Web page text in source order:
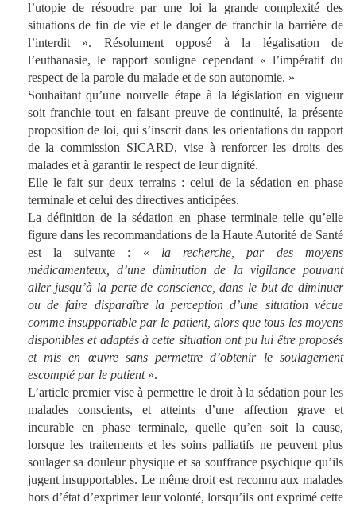
l’utopie de résoudre par une loi la grande complexité des
situations de fin de vie et le danger de franchir la barrière de
l’interdit ». Résolument opposé à la légalisation de
l’euthanasie, le rapport souligne cependant « l’impératif du
respect de la parole du malade et de son autonomie. »
Souhaitant qu’une nouvelle étape à la législation en vigueur
soit franchie tout en faisant preuve de continuité, la présente
proposition de loi, qui s’inscrit dans les orientations du rapport
de la commission SICARD, vise à renforcer les droits des
malades et à garantir le respect de leur dignité.
Elle le fait sur deux terrains : celui de la sédation en phase
terminale et celui des directives anticipées.
La définition de la sédation en phase terminale telle qu’elle
figure dans les recommandations de la Haute Autorité de Santé
est la suivante : « la recherche, par des moyens
médicamenteux, d’une diminution de la vigilance pouvant
aller jusqu’à la perte de conscience, dans le but de diminuer
ou de faire disparaître la perception d’une situation vécue
comme insupportable par le patient, alors que tous les moyens
disponibles et adaptés à cette situation ont pu lui être proposés
et mis en œuvre sans permettre d’obtenir le soulagement
escompté par le patient».
L’article premier vise à permettre le droit à la sédation pour les
malades conscients, et atteints d’une affection grave et
incurable en phase terminale, quelle qu’en soit la cause,
lorsque les traitements et les soins palliatifs ne peuvent plus
soulager sa douleur physique et sa souffrance psychique qu’ils
jugent insupportables. Le même droit est reconnu aux malades
hors d’état d’exprimer leur volonté, lorsqu’ils ont exprimé cette